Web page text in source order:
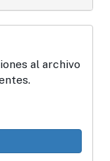
al archivo